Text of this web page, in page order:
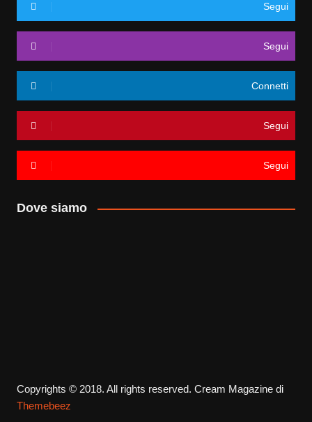
Segui
Segui
Connetti
Segui
Segui
Dove siamo
Copyrights © 2018. All rights reserved. Cream Magazine di
Themebeez